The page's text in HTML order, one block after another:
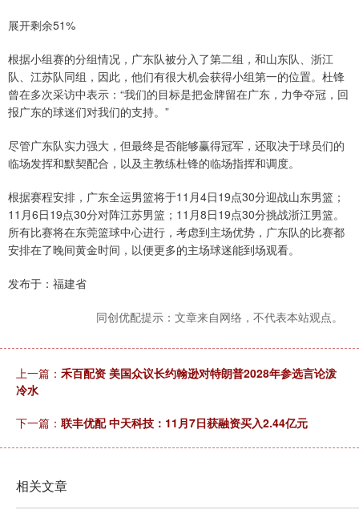
展开剩余51%
根据小组赛的分组情况，广东队被分入了第二组，和山东队、浙江
队、江苏队同组，因此，他们有很大机会获得小组第一的位置。杜锋
曾在多次采访中表示：“我们的目标是把金牌留在广东，力争夺冠，回
报广东的球迷们对我们的支持。”
尽管广东队实力强大，但最终是否能够赢得冠军，还取决于球员们的
临场发挥和默契配合，以及主教练杜锋的临场指挥和调度。
根据赛程安排，广东全运男篮将于11月4日19点30分迎战山东男篮；
11月6日19点30分对阵江苏男篮；11月8日19点30分挑战浙江男篮。
所有比赛将在东莞篮球中心进行，考虑到主场优势，广东队的比赛都
安排在了晚间黄金时间，以便更多的主场球迷能到场观看。
发布于：福建省
同创优配提示：文章来自网络，不代表本站观点。
上一篇： 禾百配资 美国众议长约翰逊对特朗普2028年参选言论泼
冷水
下一篇： 联丰优配 中天科技：11月7日获融资买入2.44亿元
相关文章